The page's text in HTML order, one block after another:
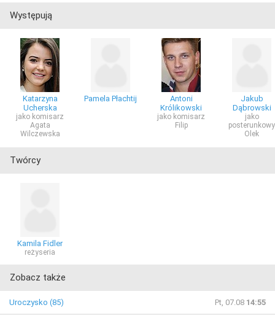
Występują
Katarzyna
Ucherska
jako komisarz
Agata
Wilczewska
Pamela Płachtij
Antoni
Królikowski
jako komisarz
Filip
Jakub
Dąbrowski
jako
posterunkowy
Olek
Twórcy
Kamila Fidler
reżyseria
Zobacz także
Uroczysko (85) Pt, 07.08 14:55